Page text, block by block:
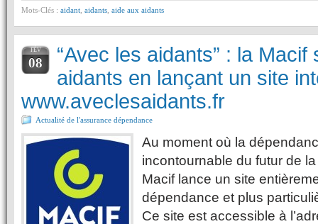
Mots-Clés : aidant aidants aide aux aidants
FÉV
08
“Avec les aidants” : la Macif
aidants en lançant un site
www.aveclesaidants.fr
Actualité de l'assurance dépendance
Au moment où la
incontournable du futur de
Macif lance un site
dépendance et plus
Ce site est accessible à